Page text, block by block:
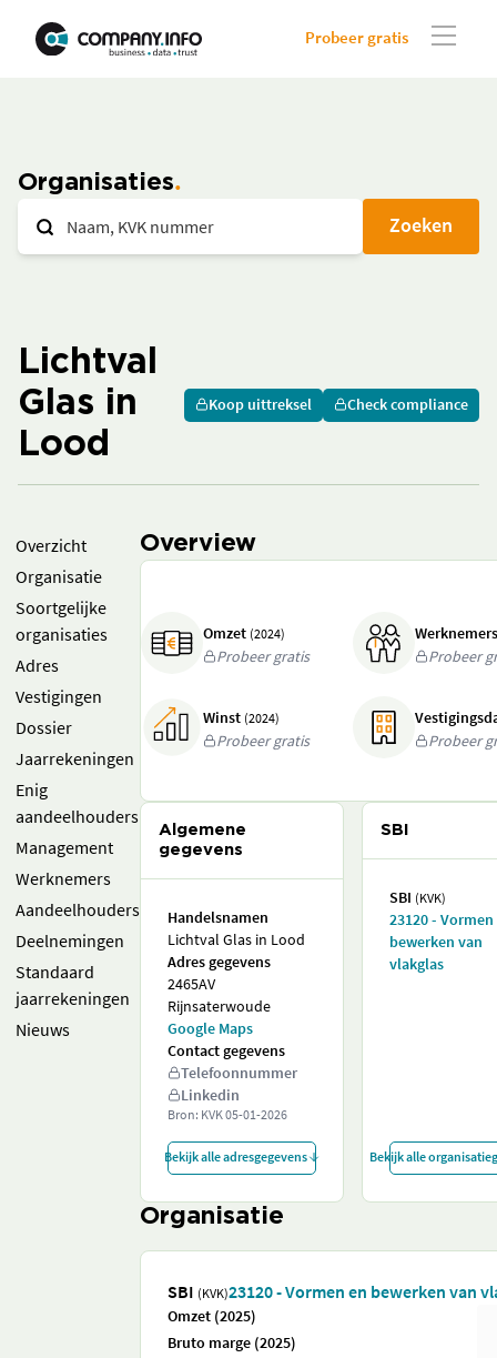
Probeer gratis
Organisaties
Zoeken
Lichtval
Glas in
Lood
Koop uittreksel Check compliance
Overzicht
Organisatie
Soortgelijke
organisaties
Adres
Vestigingen
Dossier
Jaarrekeningen
Enig
aandeelhouders
Management
Werknemers
Aandeelhouders
Deelnemingen
Standaard
jaarrekeningen
Nieuws
Overview
Omzet (2024)
Probeer gratis
Probeer
Winst (2024)
Probeer gratis
Probeer
Algemene
gegevens
Handelsnamen
Lichtval Glas in Lood
Adres gegevens
2465AV
Rijnsaterwoude
Google Maps
Contact gegevens
Telefoonnummer
Linkedin
Bron: KVK05-01-2026
Bekijk alle adresgegevens
SBI
SBI (KVK)
23120 - Vormen
bewerken van
vlakglas
Bekijk alle
Organisatie
SBI (KVK)23120 - Vormen en bewerken van
Omzet (2025)
Bruto marge (2025)